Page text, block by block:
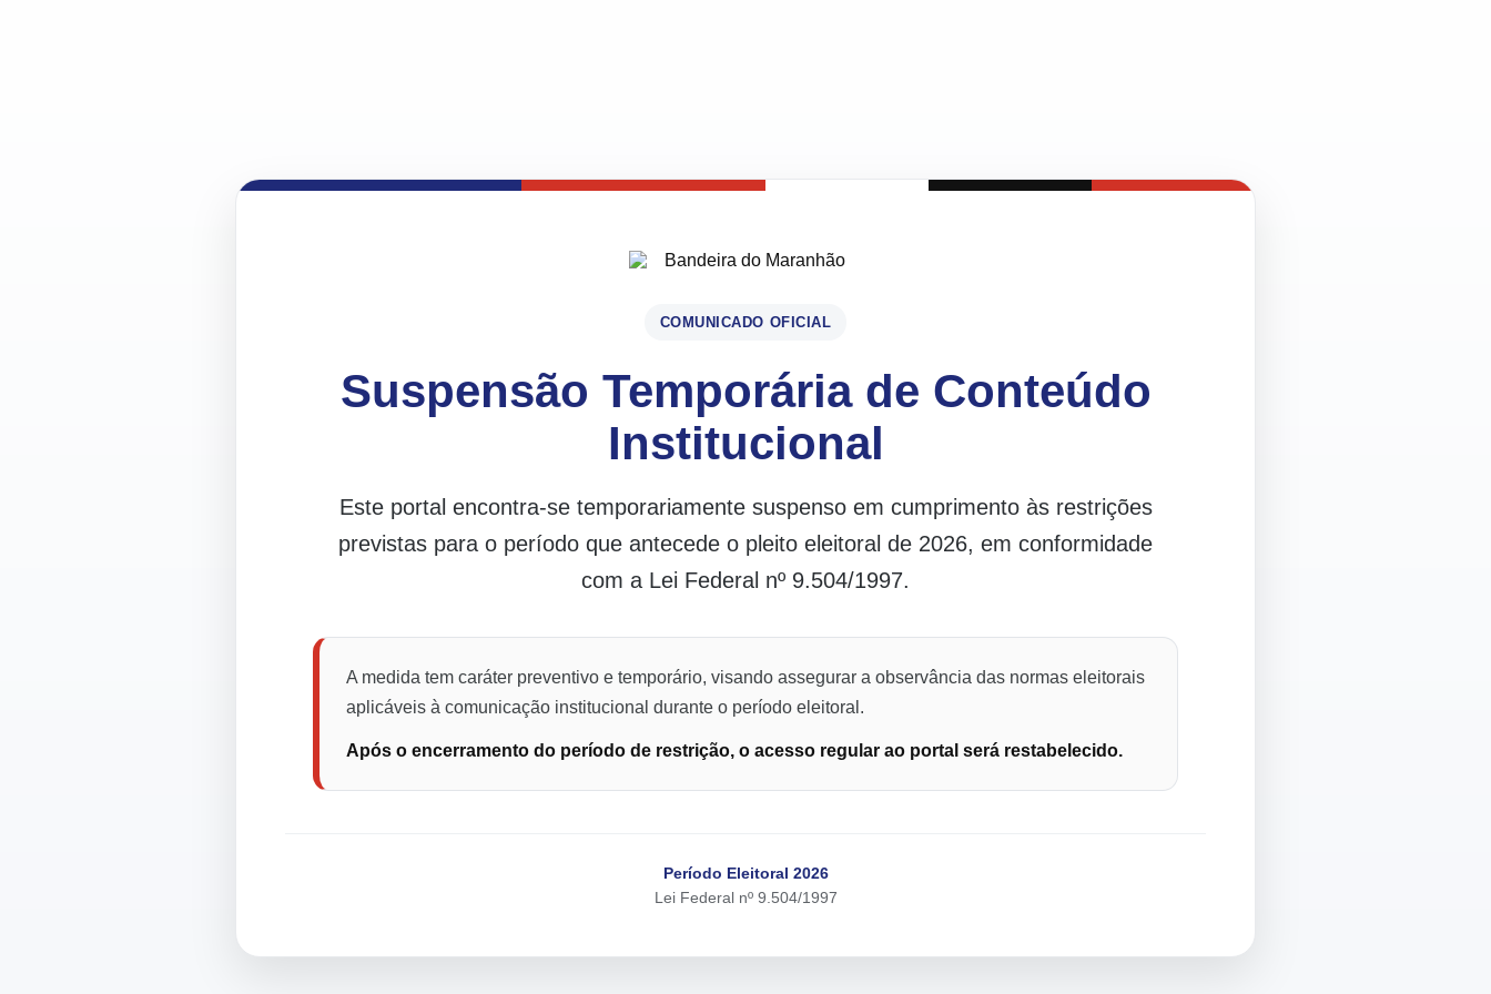
COMUNICADO OFICIAL
Suspensão Temporária de Conteúdo
Institucional
Este portal encontra-se temporariamente suspenso em cumprimento às restrições
previstas para o período que antecede o pleito eleitoral de 2026, em conformidade
com a Lei Federal nº 9.504/1997.
A medida tem caráter preventivo e temporário, visando assegurar a observância das normas eleitorais
aplicáveis à comunicação institucional durante o período eleitoral.
Após o encerramento do período de restrição, o acesso regular ao portal será restabelecido.
Período Eleitoral 2026
Lei Federal nº 9.504/1997